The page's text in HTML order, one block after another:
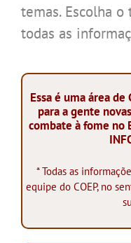
temas. Escolha
todas as
Essa é uma área de
para a gente
combate à fome no
* Todas as
equipe do COEP, no